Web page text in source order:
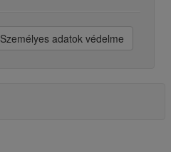
Személyes adatok védelme